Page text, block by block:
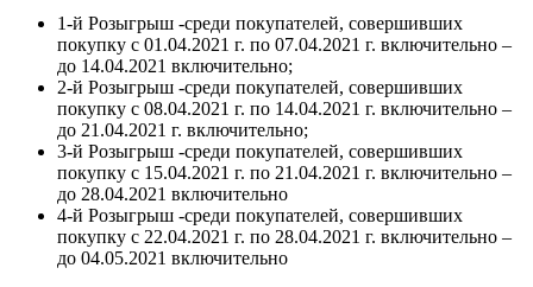
1-й Розыгрыш -среди покупателей, совершивших
покупку с 01.04.2021 г. по 07.04.2021 г. включительно –
до 14.04.2021 включительно;
2-й Розыгрыш -среди покупателей, совершивших
покупку с 08.04.2021 г. по 14.04.2021 г. включительно –
до 21.04.2021 г. включительно;
3-й Розыгрыш -среди покупателей, совершивших
покупку с 15.04.2021 г. по 21.04.2021 г. включительно –
до 28.04.2021 включительно
4-й Розыгрыш -среди покупателей, совершивших
покупку с 22.04.2021 г. по 28.04.2021 г. включительно –
до 04.05.2021 включительно